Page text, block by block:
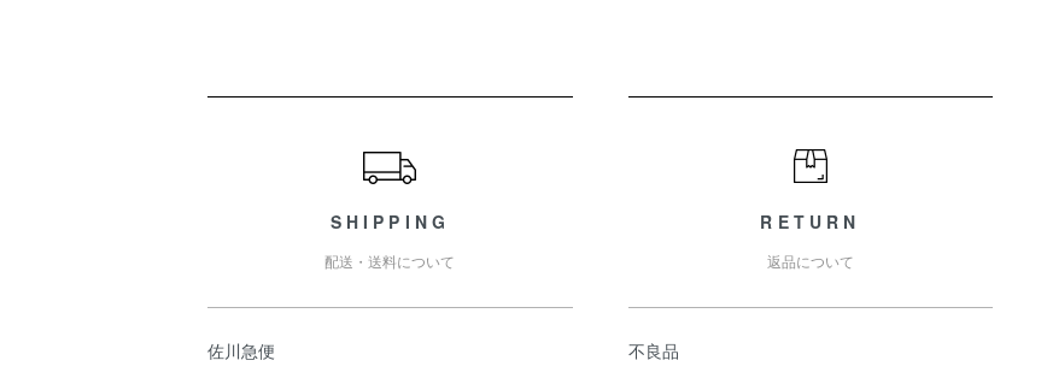
SHIPPING
配送・送料について
佐川急便
RETURN
返品について
不良品